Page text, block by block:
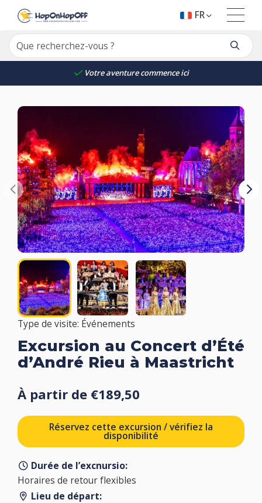
Votre aventure commence ici
FR
Type de visite: Événements
Excursion au Concert d’Été
d’André Rieu à Maastricht
À partir de €189,50
Réservez cette excursion / vérifiez la
disponibilité
Durée de l’excnursio:
Horaires de retour flexibles
Lieu de départ: